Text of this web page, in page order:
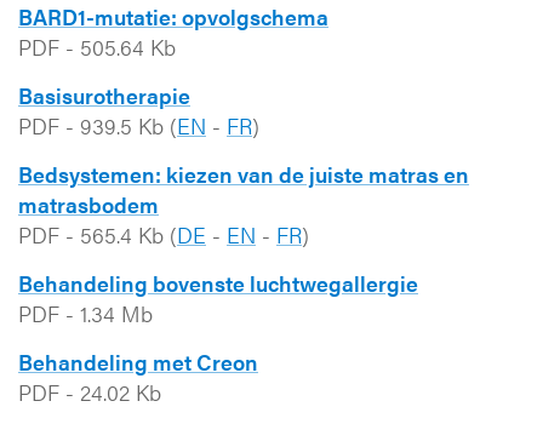
BARD1-mutatie: opvolgschema
PDF - 505.64 Kb
Basisurotherapie
PDF - 939.5 Kb (EN - FR)
Bedsystemen: kiezen van de juiste matras en
matrasbodem
PDF - 565.4 Kb (DE - EN - FR)
Behandeling bovenste luchtwegallergie
PDF - 1.34 Mb
Behandeling met Creon
PDF - 24.02 Kb